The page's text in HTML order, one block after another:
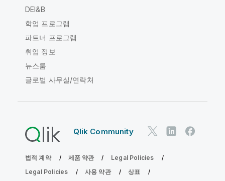
DEI&B
학업 프로그램
파트너 프로그램
취업 정보
뉴스룸
글로벌 사무실/연락처
Qlik Community
법적 계약 제품 약관
Legal Policies
Legal Policies
사용 약관
상표